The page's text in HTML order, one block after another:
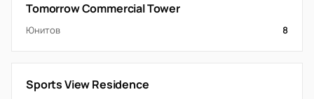
Tomorrow Commercial Tower
Юнитов 8
Sports View Residence